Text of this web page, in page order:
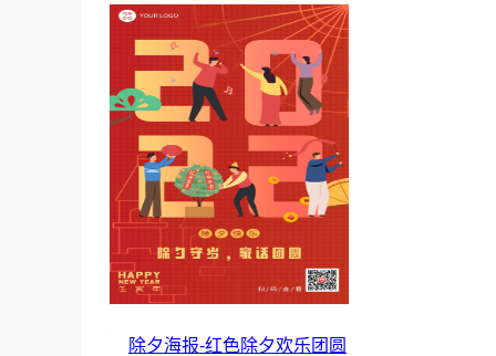
除夕海报-红色除夕欢乐团圆